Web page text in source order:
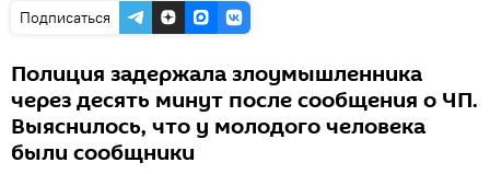
Подписаться
Полиция задержала злоумышленника
через десять минут после сообщения о ЧП.
Выяснилось, что у молодого человека
были сообщники